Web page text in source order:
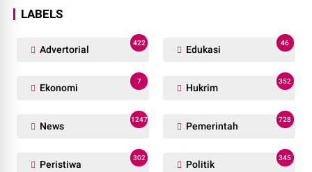
LABELS
Advertorial
422
Edukasi
46
Ekonomi
7
Hukrim
352
News
1247
Pemerintah
728
Peristiwa
302
Politik
345